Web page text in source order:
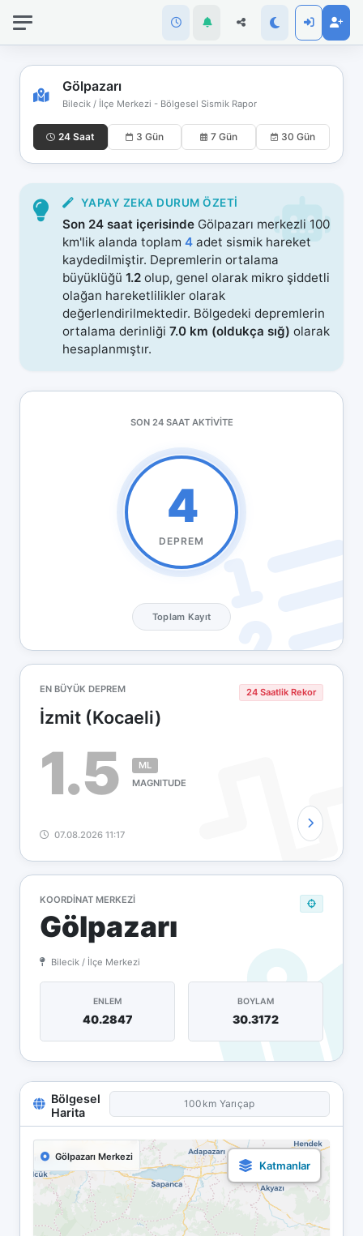
Gölpazarı
Bilecik / İlçe Merkezi - Bölgesel Sismik Rapor
24 Saat 3 Gün 7 Gün 30 Gün
YAPAY ZEKA DURUM ÖZETI
Son 24 saat içerisinde Gölpazarı merkezli 100
km'lik alanda toplam 4 adet sismik hareket
kaydedilmiştir. Depremlerin ortalama
büyüklüğü 1.2 olup, genel olarak mikro şiddetli
olağan hareketlilikler olarak
değerlendirilmektedir. Bölgedeki depremlerin
ortalama derinliği 7.0 km (oldukça sığ) olarak
hesaplanmıştır.
SON 24 SAAT AKTIVITE
4
DEPREM
Toplam Kayıt
EN BÜYÜK DEPREM
İzmit (Kocaeli)
24 Saatlik Rekor
1.5
ML
MAGNITUDE
07.08.2026 11:17
KOORDINAT MERKEZI
Gölpazarı
Bilecik / İlçe Merkezi
ENLEM
40.2847
BOYLAM
30.3172
Bölgesel
Harita
100km Yarıçap
Gölpazarı Merkezi
bağlantınız
koptu!
Çevrimdışı
moddasınız.